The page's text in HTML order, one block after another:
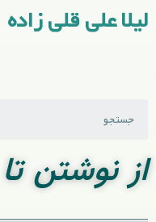
لیلا علی قلی زاده
از نوشتن